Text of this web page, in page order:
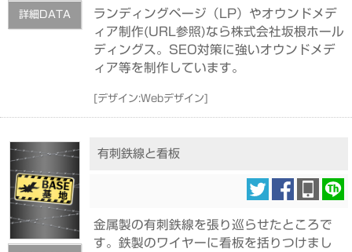
詳細DATA
ランディングページ（LP）やオウンドメデ
ィア制作(URL参照)なら株式会社坂根ホール
ディングス。SEO対策に強いオウンドメデ
ィア等を制作しています。
[デザイン:Webデザイン]
有刺鉄線と看板
金属製の有刺鉄線を張り巡らせたところで
す。鉄製のワイヤーに看板を括りつけまし